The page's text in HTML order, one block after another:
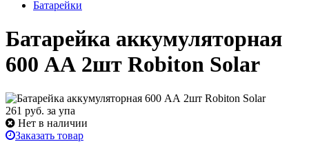
Батарейки
Батарейка аккумуляторная
600 АА 2шт Robiton Solar
261 руб. за упа
Нет в наличии
Заказать товар